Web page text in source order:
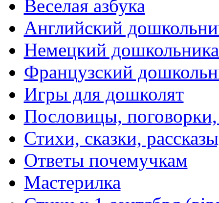
Веселая азбука
Английский
Немецкий
Французский
Игры для дошколят
Пословицы,
Стихи, сказки,
Ответы почемучкам
Мастерилка